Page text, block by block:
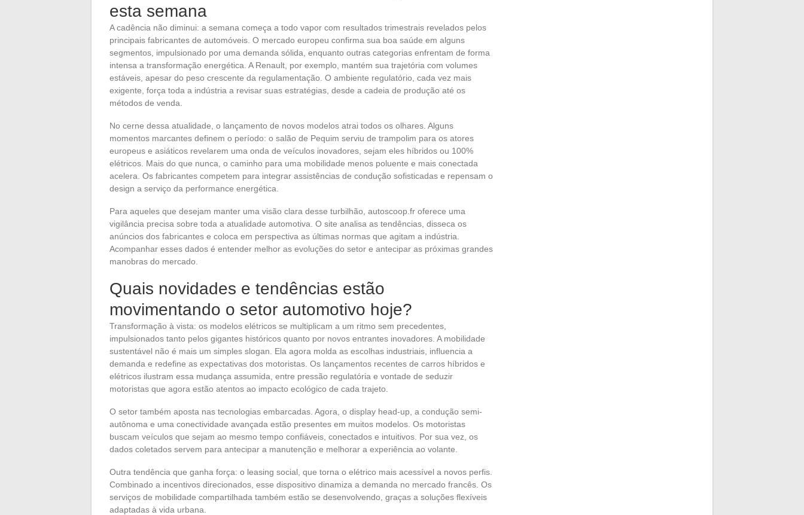
esta semana
A cadência não diminui: a semana começa a todo vapor com resultados trimestrais revelados pelos
principais fabricantes de automóveis. O mercado europeu confirma sua boa saúde em alguns
segmentos, impulsionado por uma demanda sólida, enquanto outras categorias enfrentam de forma
intensa a transformação energética. A Renault, por exemplo, mantém sua trajetória com volumes
estáveis, apesar do peso crescente da regulamentação. O ambiente regulatório, cada vez mais
exigente, força toda a indústria a revisar suas estratégias, desde a cadeia de produção até os
métodos de venda.
No cerne dessa atualidade, o lançamento de novos modelos atrai todos os olhares. Alguns
momentos marcantes definem o período: o salão de Pequim serviu de trampolim para os atores
europeus e asiáticos revelarem uma onda de veículos inovadores, sejam eles híbridos ou 100%
elétricos. Mais do que nunca, o caminho para uma mobilidade menos poluente e mais conectada
acelera. Os fabricantes competem para integrar assistências de condução sofisticadas e repensam o
design a serviço da performance energética.
Para aqueles que desejam manter uma visão clara desse turbilhão, autoscoop.fr oferece uma
vigilância precisa sobre toda a atualidade automotiva. O site analisa as tendências, disseca os
anúncios dos fabricantes e coloca em perspectiva as últimas normas que agitam a indústria.
Acompanhar esses dados é entender melhor as evoluções do setor e antecipar as próximas grandes
manobras do mercado.
Quais novidades e tendências estão
movimentando o setor automotivo hoje?
Transformação à vista: os modelos elétricos se multiplicam a um ritmo sem precedentes,
impulsionados tanto pelos gigantes históricos quanto por novos entrantes inovadores. A mobilidade
sustentável não é mais um simples slogan. Ela agora molda as escolhas industriais, influencia a
demanda e redefine as expectativas dos motoristas. Os lançamentos recentes de carros híbridos e
elétricos ilustram essa mudança assumida, entre pressão regulatória e vontade de seduzir
motoristas que agora estão atentos ao impacto ecológico de cada trajeto.
O setor também aposta nas tecnologias embarcadas. Agora, o display head-up, a condução semi-
autônoma e uma conectividade avançada estão presentes em muitos modelos. Os motoristas
buscam veículos que sejam ao mesmo tempo confiáveis, conectados e intuitivos. Por sua vez, os
dados coletados servem para antecipar a manutenção e melhorar a experiência ao volante.
Outra tendência que ganha força: o leasing social, que torna o elétrico mais acessível a novos perfis.
Combinado a incentivos direcionados, esse dispositivo dinamiza a demanda no mercado francês. Os
serviços de mobilidade compartilhada também estão se desenvolvendo, graças a soluções flexíveis
adaptadas à vida urbana.